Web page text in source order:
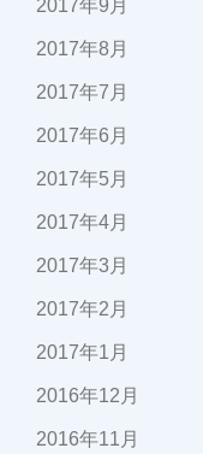
2017年9月
2017年8月
2017年7月
2017年6月
2017年5月
2017年4月
2017年3月
2017年2月
2017年1月
2016年12月
2016年11月